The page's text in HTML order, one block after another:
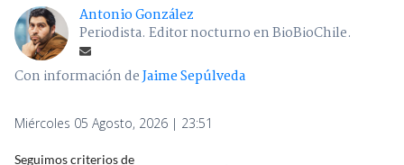
Antonio González
Periodista. Editor nocturno en BioBioChile.
Con información deJaime Sepúlveda
Miércoles 05 Agosto, 2026 | 23:51
Seguimos criterios de